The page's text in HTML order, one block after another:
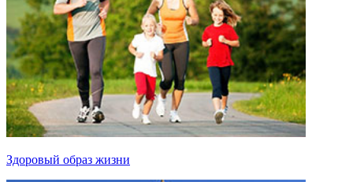
Здоровый образ жизни